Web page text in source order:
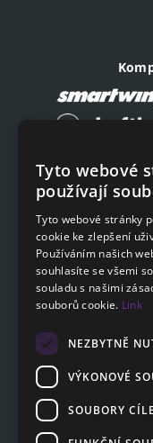
Tyto webové
používají
Tyto webové stránky
cookie ke zlepšení
Používáním našich
souhlasíte se všemi
souladu s našimi
souborů cookie. Link
NEZBYTNĚ
VÝKONOVÉ
SOUBORY